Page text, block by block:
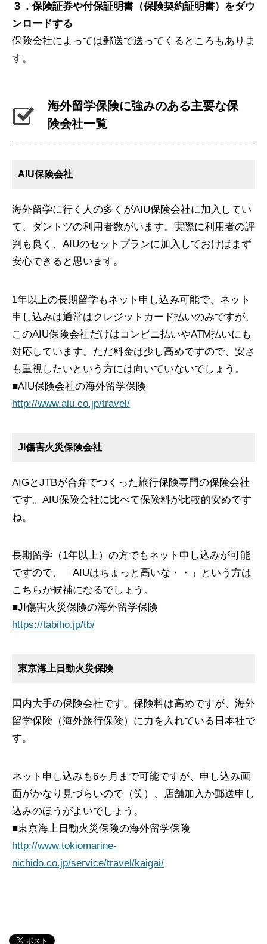
３．保険証券や付保証明書（保険契約証明書）をダウ
ンロードする
保険会社によっては郵送で送ってくるところもありま
す。
海外留学保険に強みのある主要な保
険会社一覧
AIU保険会社
海外留学に行く人の多くがAIU保険会社に加入してい
て、ダントツの利用者数がいます。実際に利用者の評
判も良く、AIUのセットプランに加入しておけばまず
安心できると思います。
1年以上の長期留学もネット申し込み可能で、ネット
申し込みは通常はクレジットカード払いのみですが、
このAIU保険会社だけはコンビニ払いやATM払いにも
対応しています。ただ料金は少し高めですので、安さ
も重視したいという方には向いていないでしょう。
■AIU保険会社の海外留学保険
http://www.aiu.co.jp/travel/
JI傷害火災保険会社
AIGとJTBが合弁でつくった旅行保険専門の保険会社
です。AIU保険会社に比べて保険料が比較的安めです
ね。
長期留学（1年以上）の方でもネット申し込みが可能
ですので、「AIUはちょっと高いな・・」という方は
こちらが候補になるでしょう。
■JI傷害火災保険の海外留学保険
https://tabiho.jp/tb/
東京海上日動火災保険
国内大手の保険会社です。保険料は高めですが、海外
留学保険（海外旅行保険）に力を入れている日本社で
す。
ネット申し込みも6ヶ月まで可能ですが、申し込み画
面がかなり見づらいので（笑）、店舗加入か郵送申し
込みのほうがよいでしょう。
■東京海上日動火災保険の海外留学保険
http://www.tokiomarine-
nichido.co.jp/service/travel/kaigai/